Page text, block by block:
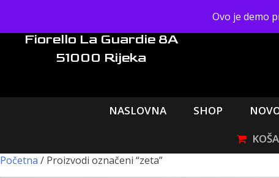
contentFiorello La Guardie 8A
51000 Rijeka
NASLOVNA SHOP
Početna / Proizvodi označeni “zeta”
Ovo je demo